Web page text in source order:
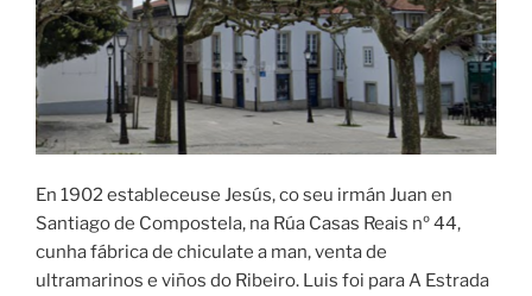
En 1902 estableceuse Jesús, co seu irmán Juan en
Santiago de Compostela, na Rúa Casas Reais nº 44,
cunha fábrica de chiculate a man, venta de
ultramarinos e viños do Ribeiro. Luis foi para A Estrada